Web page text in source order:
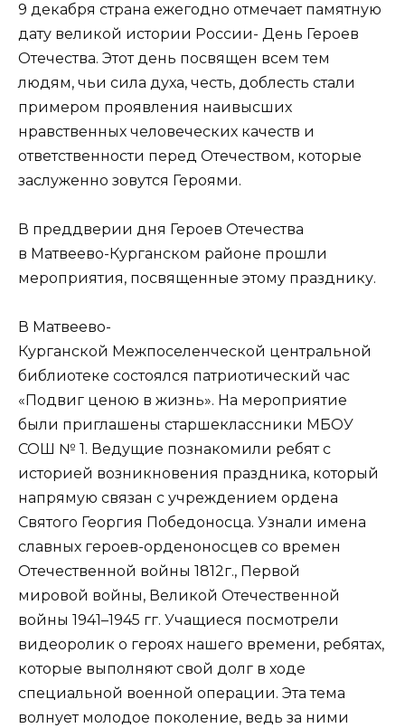
9 декабря страна ежегодно отмечает памятную
дату великой истории России- День Героев
Отечества. Этот день посвящен всем тем
людям, чьи сила духа, честь, доблесть стали
примером проявления наивысших
нравственных человеческих качеств и
ответственности перед Отечеством, которые
заслуженно зовутся Героями.
В преддверии дня Героев Отечества
в Матвеево-Курганском районе прошли
мероприятия, посвященные этому празднику.
В Матвеево-
Курганской Межпоселенческой центральной
библиотеке состоялся патриотический час
«Подвиг ценою в жизнь». На мероприятие
были приглашены старшеклассники МБОУ
СОШ № 1. Ведущие познакомили ребят с
историей возникновения праздника, который
напрямую связан с учреждением ордена
Святого Георгия Победоносца. Узнали имена
славных героев-орденоносцев со времен
Отечественной войны 1812г., Первой
мировой войны, Великой Отечественной
войны 1941–1945 гг. Учащиеся посмотрели
видеоролик о героях нашего времени, ребятах,
которые выполняют свой долг в ходе
специальной военной операции. Эта тема
волнует молодое поколение, ведь за ними